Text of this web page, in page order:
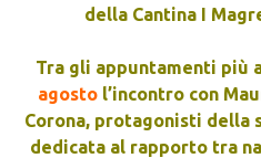
della Cantina I
Tra gli appuntamenti più
agosto l’incontro con
Corona, protagonisti della
dedicata al rapporto tra